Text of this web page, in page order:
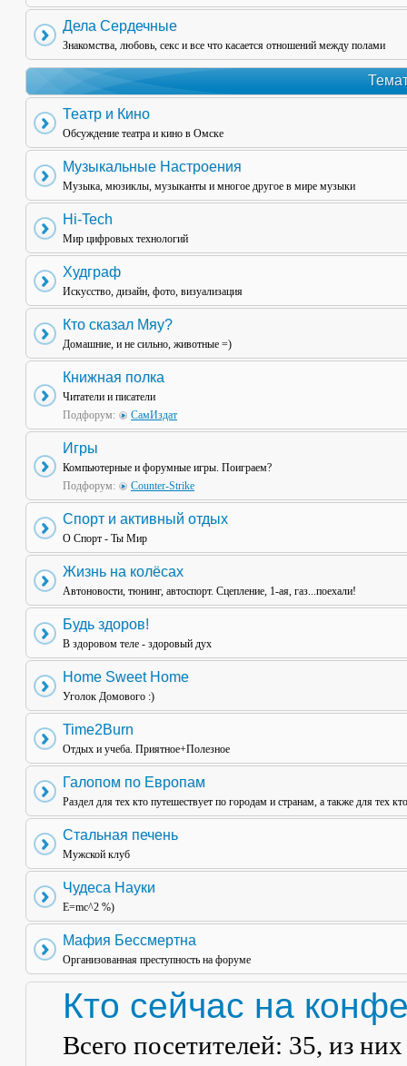
Дела Сердечные
Знакомства, любовь, секс и все что касается отношений между полами
Театр и Кино
Обсуждение театра и кино в Омске
Музыкальные Настроения
Музыка, мюзиклы, музыканты и многое другое в мире музыки
Hi-Tech
Мир цифровых технологий
Худграф
Искусство, дизайн, фото, визуализация
Кто сказал Мяу?
Домашние, и не сильно, животные =)
Книжная полка
Читатели и писатели
Подфорум:
СамИздат
Игры
Компьютерные и форумные игры. Поиграем?
Подфорум:
Counter-Strike
Спорт и активный отдых
О Спорт - Ты Мир
Жизнь на колёсах
Автоновости, тюнинг, автоспорт. Сцепление, 1-ая, газ...поехали!
Будь здоров!
В здоровом теле - здоровый дух
Home Sweet Home
Уголок Домового :)
Time2Burn
Отдых и учеба. Приятное+Полезное
Галопом по Европам
Раздел для тех кто путешествует по городам и странам, а также для тех
Стальная печень
Мужской клуб
Чудеса Науки
E=mc^2 %)
Мафия Бессмертна
Организованная преступность на форуме
Кто сейчас на
Всего посетителей: 35, из